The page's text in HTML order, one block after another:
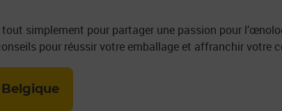
simplement pour partager une passion pour
pour réussir votre emballage et affranchir votre
Belgique